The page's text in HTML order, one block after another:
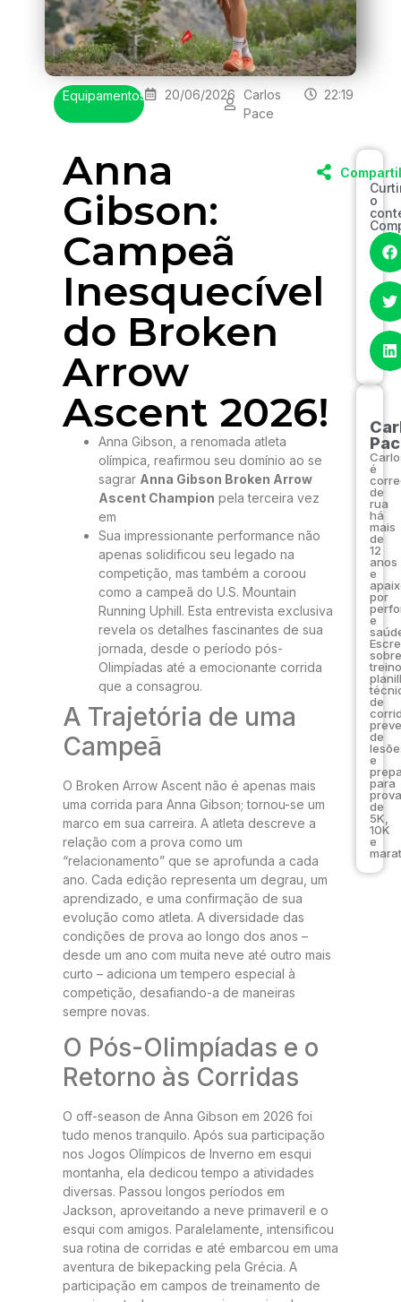
Equipamentos 20/06/2026
Carlos
Pace
22:19
Anna
Gibson:
Campeã
Inesquecível
do Broken
Arrow
Ascent 2026!
Anna Gibson, a renomada atleta
olímpica, reafirmou seu domínio ao se
sagrar Anna Gibson Broken Arrow
Ascent Champion pela terceira vez
em
Sua impressionante performance não
apenas solidificou seu legado na
competição, mas também a coroou
como a campeã do U.S. Mountain
Running Uphill. Esta entrevista exclusiva
revela os detalhes fascinantes de sua
jornada, desde o período pós-
Olimpíadas até a emocionante corrida
que a consagrou.
A Trajetória de uma
Campeã
O Broken Arrow Ascent não é apenas mais
uma corrida para Anna Gibson; tornou-se um
marco em sua carreira. A atleta descreve a
relação com a prova como um
“relacionamento” que se aprofunda a cada
ano. Cada edição representa um degrau, um
aprendizado, e uma confirmação de sua
evolução como atleta. A diversidade das
condições de prova ao longo dos anos –
desde um ano com muita neve até outro mais
curto – adiciona um tempero especial à
competição, desafiando-a de maneiras
sempre novas.
O Pós-Olimpíadas e o
Retorno às Corridas
O off-season de Anna Gibson em 2026 foi
tudo menos tranquilo. Após sua participação
nos Jogos Olímpicos de Inverno em esqui
montanha, ela dedicou tempo a atividades
diversas. Passou longos períodos em
Jackson, aproveitando a neve primaveril e o
esqui com amigos. Paralelamente, intensificou
sua rotina de corridas e até embarcou em uma
aventura de bikepacking pela Grécia. A
participação em campos de treinamento de
o
é
de
rua
há
mais
de
12
anos
e
por
e
sobre
de
de
e
para
de
5K,
10K
e